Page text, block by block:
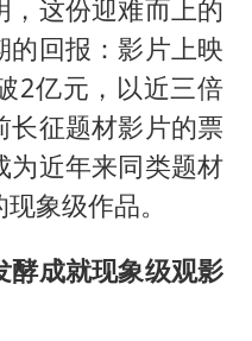
，这份迎难而上的
的回报：影片上映
2亿元，以近三倍
长征题材影片的票
为近年来同类题材
象级作品。
酵成就现象级观影